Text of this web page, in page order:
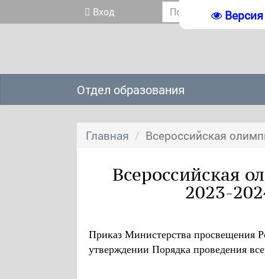
Вход
Отдел образования
Главная Всероссийская
Всероссийская
2023-
Приказ Министерства просвещения
утверждении Порядка проведения